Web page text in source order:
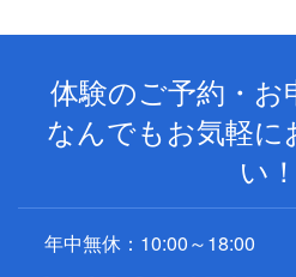
体験のご予約・お
なんでもお気軽に
い！
年中無休：10:00～18:00